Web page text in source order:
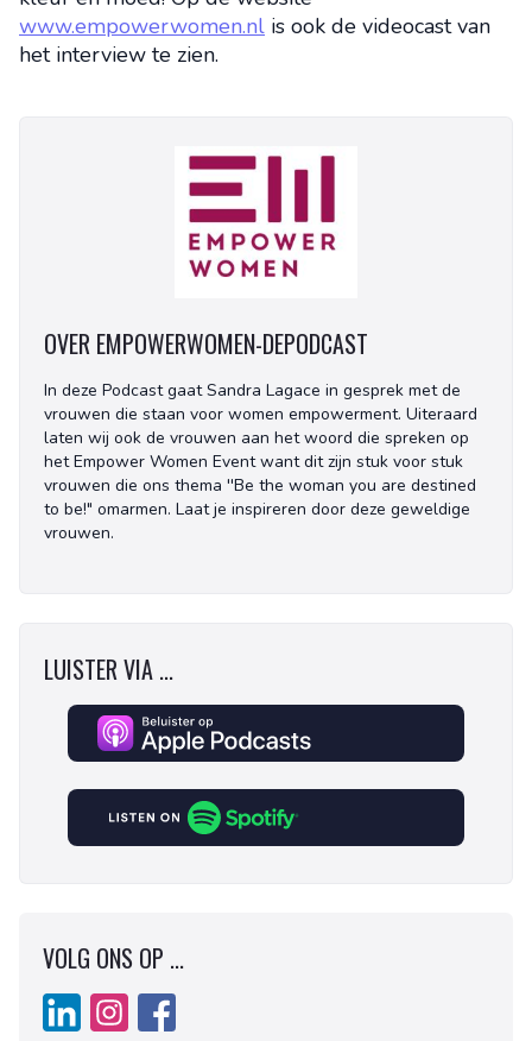
www.empowerwomen.nl is ook de videocast van
het interview te zien.
OVER EMPOWERWOMEN-DEPODCAST
In deze Podcast gaat Sandra Lagace in gesprek met de
vrouwen die staan voor women empowerment. Uiteraard
laten wij ook de vrouwen aan het woord die spreken op
het Empower Women Event want dit zijn stuk voor stuk
vrouwen die ons thema ''Be the woman you are destined
to be!" omarmen. Laat je inspireren door deze geweldige
vrouwen.
LUISTER VIA ...
VOLG ONS OP ...